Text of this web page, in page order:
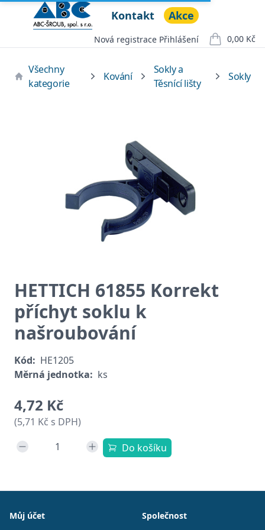
Open menu
ABC ŠROUB, spol. s r.o.Kontakt Akce
Nová registrace Přihlášení 0,00 Kč
položek v
Všechny
kategorie
Kování
Sokly a
Těsnící lišty
Sokly
HETTICH 61855 Korrekt
příchyt soklu k
našroubování
Kód: HE1205
Měrná jednotka: ks
4,72 Kč
(5,71 Kč s DPH)
Do košíku
Můj účet Společnost